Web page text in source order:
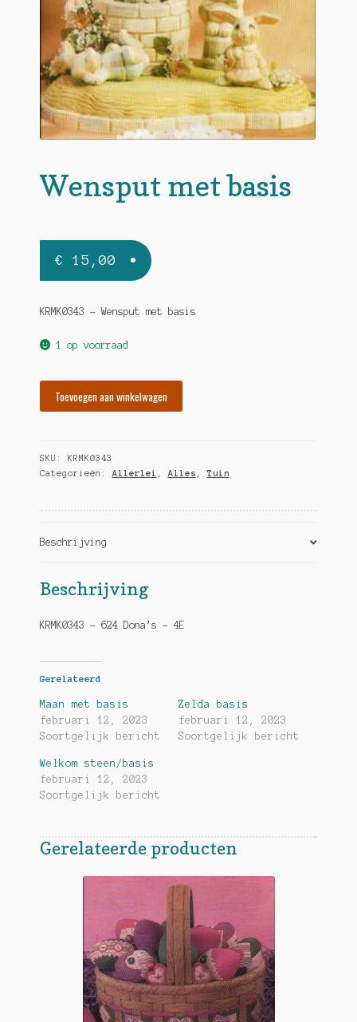
Wensput met basis
€ 15,00
KRMK0343 – Wensput met basis
1 op voorraad
Toevoegen aan winkelwagen
SKU: KRMK0343
Categorieën: Allerlei , Alles ,Tuin
Beschrijving
Beschrijving
KRMK0343 – 624 Dona’s – 4E
Gerelateerd
Maan met basis
februari 12, 2023
Soortgelijk bericht
Zelda basis
februari 12, 2023
Soortgelijk bericht
Welkom steen/basis
februari 12, 2023
Soortgelijk bericht
Gerelateerde producten